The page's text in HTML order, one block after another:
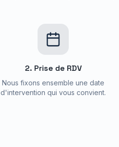
2. Prise de RDV
Nous fixons ensemble une date
d'intervention qui vous convient.